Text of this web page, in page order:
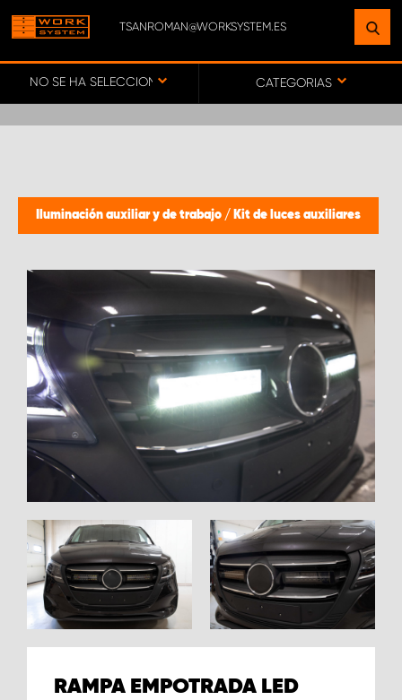
TSANROMAN@WORKSYSTEM.ES
NO SE HA SELECCIONADO NINGÚN VEHÍCULO
CATEGORIAS
Iluminación auxiliar y de trabajo / Kit de luces auxiliares
RAMPA EMPOTRADA LED
ENCUENTRE UNA INSTALACIÓN
CERCA DE USTED
SERVICIO AL CLIENTE